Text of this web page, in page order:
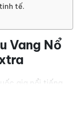
tế.
Vang Nổ
gia nổi tiếng
vang. Sở dĩ